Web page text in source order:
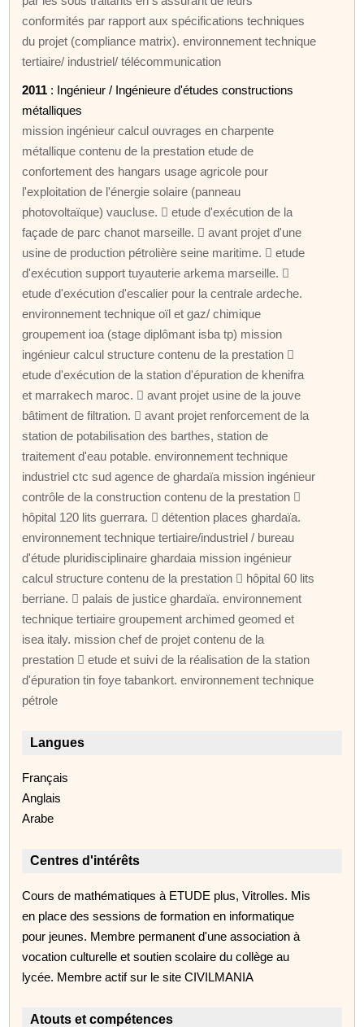
conformités par rapport aux spécifications techniques
du projet (compliance matrix). environnement technique
tertiaire/ industriel/ télécommunication
2011 : Ingénieur / Ingénieure d'études constructions
métalliques
mission ingénieur calcul ouvrages en charpente
métallique contenu de la prestation etude de
confortement des hangars usage agricole pour
l'exploitation de l'énergie solaire (panneau
photovoltaïque) vaucluse.  etude d'exécution de la
façade de parc chanot marseille.  avant projet d'une
usine de production pétrolière seine maritime.  etude
d'exécution support tuyauterie arkema marseille. 
etude d'exécution d'escalier pour la centrale ardeche.
environnement technique oïl et gaz/ chimique
groupement ioa (stage diplômant isba tp) mission
ingénieur calcul structure contenu de la prestation 
etude d'exécution de la station d'épuration de khenifra
et marrakech maroc.  avant projet usine de la jouve
bâtiment de filtration.  avant projet renforcement de la
station de potabilisation des barthes, station de
traitement d'eau potable. environnement technique
industriel ctc sud agence de ghardaïa mission ingénieur
contrôle de la construction contenu de la prestation 
hôpital 120 lits guerrara.  détention places ghardaïa.
environnement technique tertiaire/industriel / bureau
d'étude pluridisciplinaire ghardaia mission ingénieur
calcul structure contenu de la prestation  hôpital 60 lits
berriane.  palais de justice ghardaïa. environnement
technique tertiaire groupement archimed geomed et
isea italy. mission chef de projet contenu de la
prestation  etude et suivi de la réalisation de la station
d'épuration tin foye tabankort. environnement technique
pétrole
Langues
Français
Anglais
Arabe
Centres d'intérêts
Cours de mathématiques à ETUDE plus, Vitrolles. Mis
en place des sessions de formation en informatique
pour jeunes. Membre permanent d'une association à
vocation culturelle et soutien scolaire du collège au
lycée. Membre actif sur le site CIVILMANIA
Atouts et compétences